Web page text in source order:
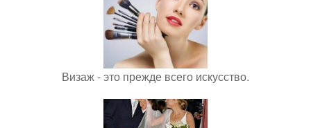
Визаж - это прежде всего искусство.